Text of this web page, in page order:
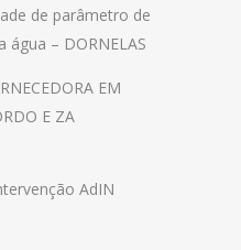
de parâmetro de
água – DORNELAS
EM
E ZA
AdIN